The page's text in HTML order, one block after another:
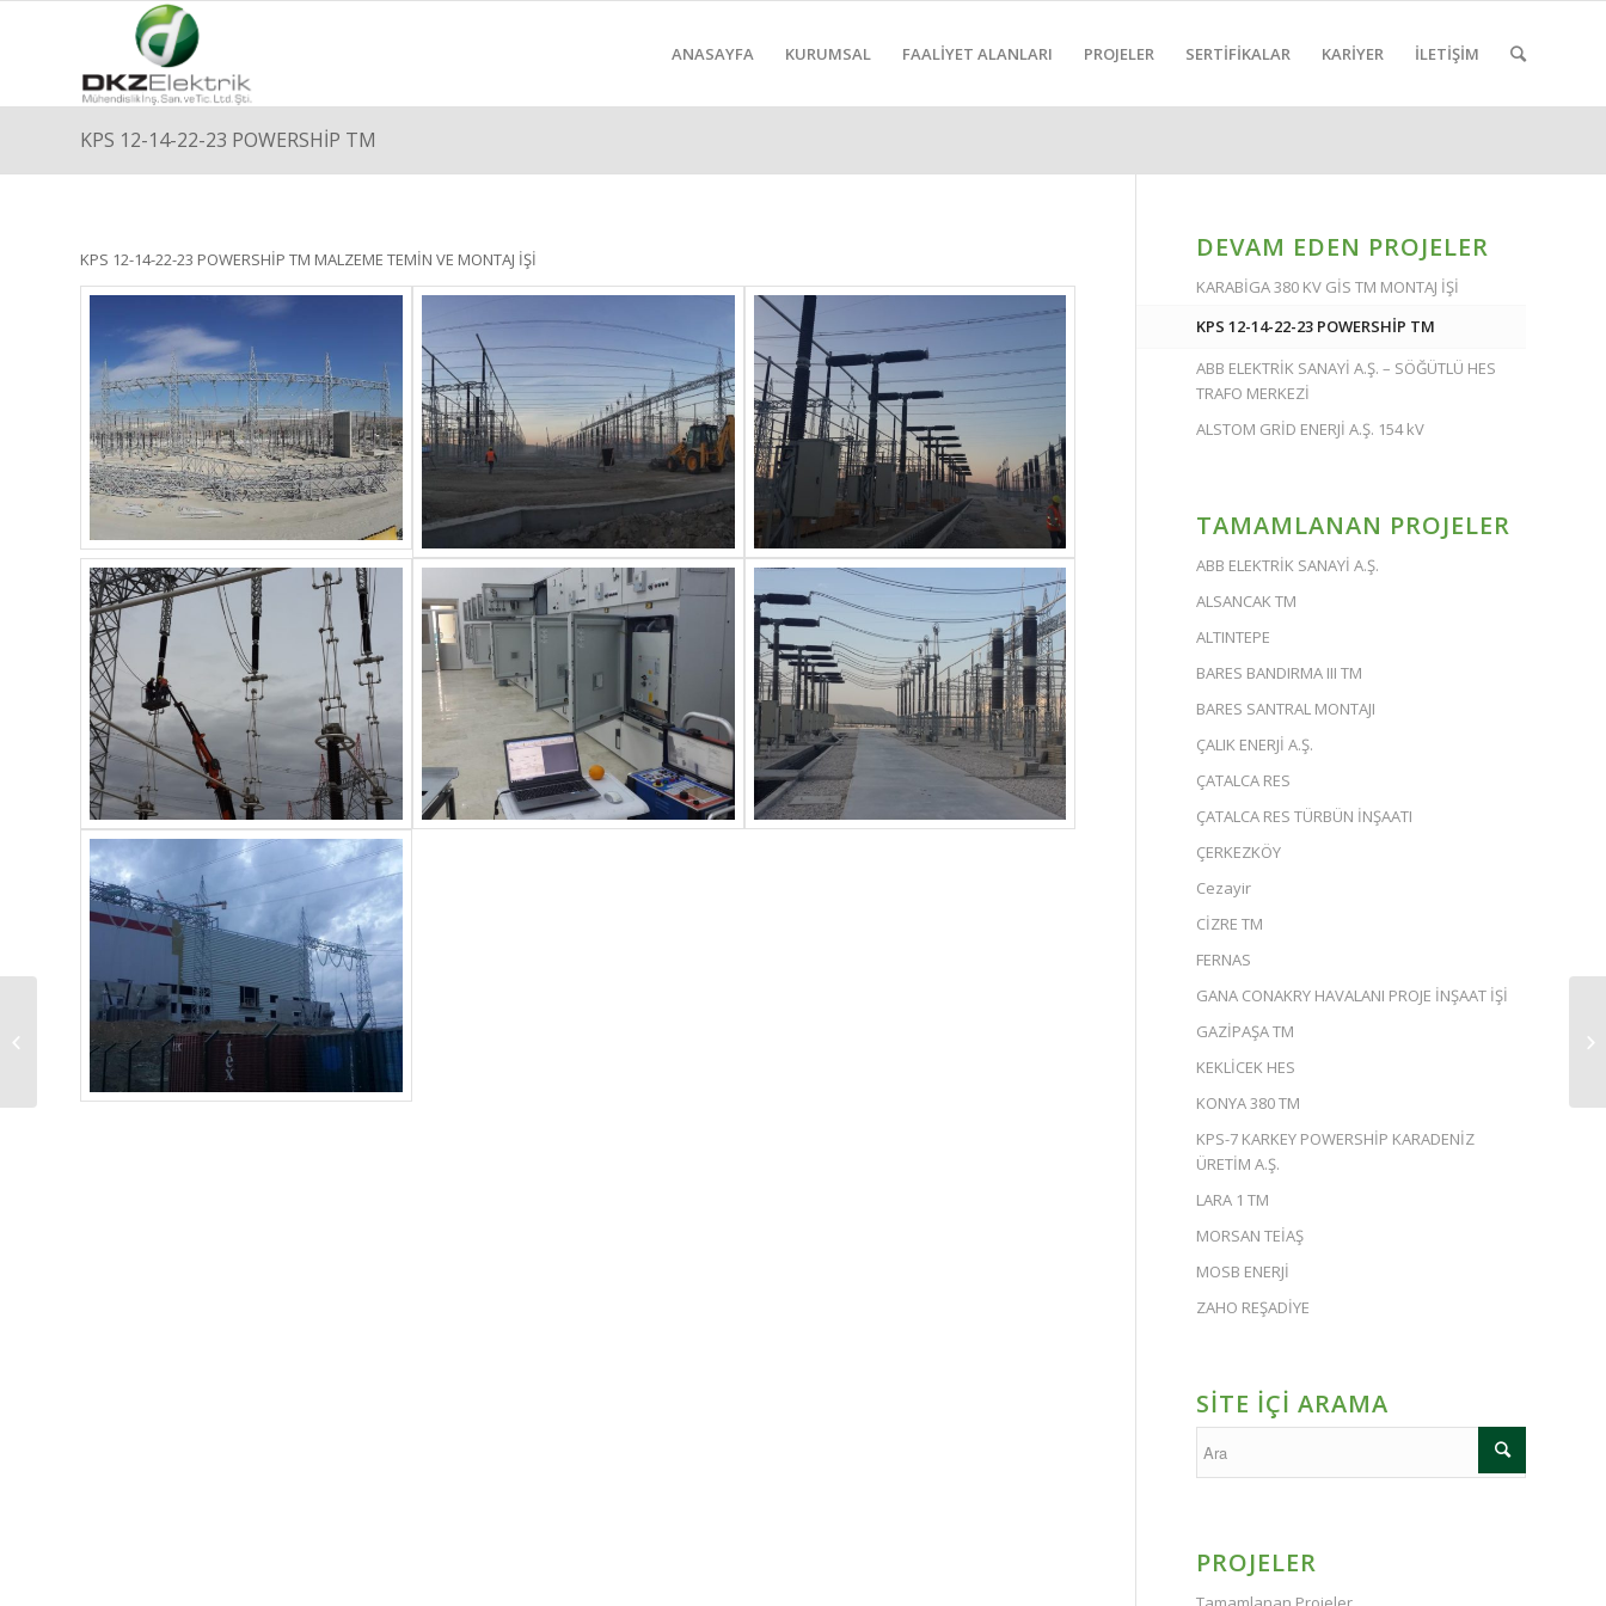
ANASAYFA KURUMSAL FAALİYET ALANLARI PROJELER SERTİFİKALAR KARİYER İLETİŞİM
KPS 12-14-22-23 POWERSHİP TM
KPS 12-14-22-23 POWERSHİP TM MALZEME TEMİN VE MONTAJ İŞİ DEVAM EDEN PROJELER
KARABİGA 380 KV GİS TM MONTAJ İŞİ
KPS 12-14-22-23 POWERSHİP TM
ABB ELEKTRİK SANAYİ A.Ş. – SÖĞÜTLÜ HES
TRAFO MERKEZİ
ALSTOM GRİD ENERJİ A.Ş. 154 kV
TAMAMLANAN PROJELER
ABB ELEKTRİK SANAYİ A.Ş.
ALSANCAK TM
ALTINTEPE
BARES BANDIRMA III TM
BARES SANTRAL MONTAJI
ÇALIK ENERJİ A.Ş.
ÇATALCA RES
ÇATALCA RES TÜRBÜN İNŞAATI
ÇERKEZKÖY
Cezayir
CİZRE TM
FERNAS
GANA CONAKRY HAVALANI PROJE İNŞAAT İŞİ
GAZİPAŞA TM
KEKLİCEK HES
KONYA 380 TM
KPS-7 KARKEY POWERSHİP KARADENİZ
ÜRETİM A.Ş.
LARA 1 TM
MORSAN TEİAŞ
MOSB ENERJİ
ZAHO REŞADİYE
SİTE İÇİ ARAMA
PROJELER
ABB ELEKTRİK SANAYİ
A.Ş. Söğütlü